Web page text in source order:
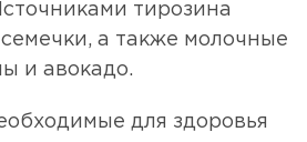
тирозина
а также молочные
и авокадо.
для здоровья